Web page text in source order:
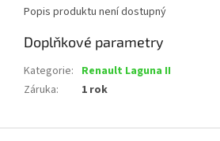
Popis produktu není dostupný
Doplňkové parametry
Kategorie: Renault Laguna II
Záruka: 1 rok